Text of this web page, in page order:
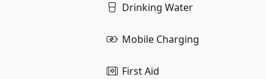
Drinking Water
Mobile Charging
First Aid